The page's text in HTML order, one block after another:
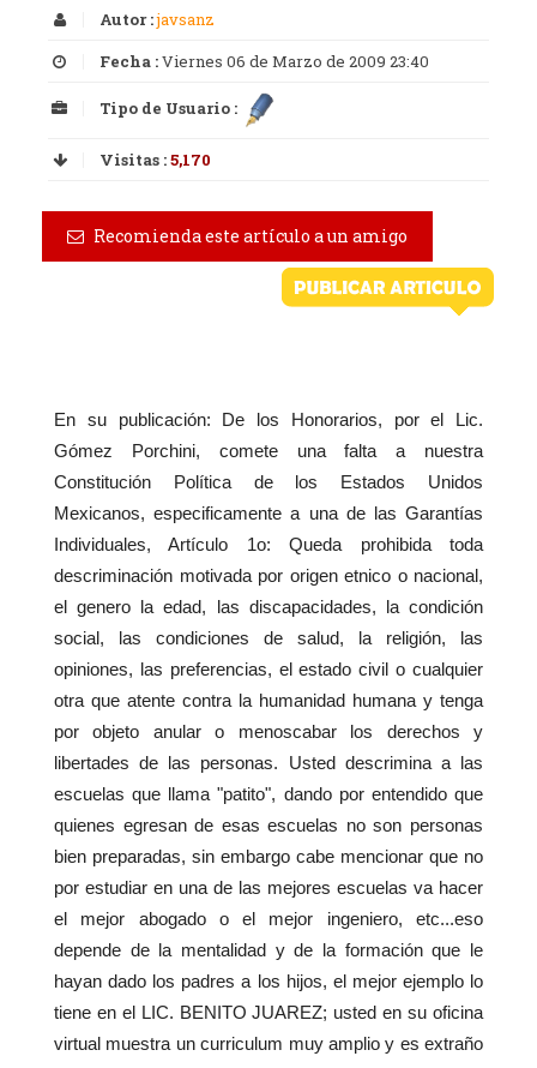
Autor :javsanz
Fecha :Viernes 06 de Marzo de 2009 23:40
Tipo de Usuario :
Visitas :5,170
Recomienda este artículo a un amigo
En su publicación: De los Honorarios, por el Lic.
Gómez Porchini, comete una falta a nuestra
Constitución Política de los Estados Unidos
Mexicanos, especificamente a una de las Garantías
Individuales, Artículo 1o: Queda prohibida toda
descriminación motivada por origen etnico o nacional,
el genero la edad, las discapacidades, la condición
social, las condiciones de salud, la religión, las
opiniones, las preferencias, el estado civil o cualquier
otra que atente contra la humanidad humana y tenga
por objeto anular o menoscabar los derechos y
libertades de las personas. Usted descrimina a las
escuelas que llama "patito", dando por entendido que
quienes egresan de esas escuelas no son personas
bien preparadas, sin embargo cabe mencionar que no
por estudiar en una de las mejores escuelas va hacer
el mejor abogado o el mejor ingeniero, etc...eso
depende de la mentalidad y de la formación que le
hayan dado los padres a los hijos, el mejor ejemplo lo
tiene en el LIC. BENITO JUAREZ; usted en su oficina
virtual muestra un curriculum muy amplio y es extraño